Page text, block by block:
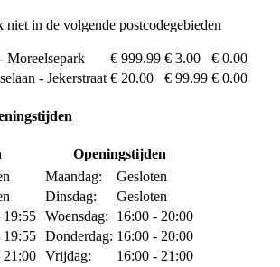
in de volgende postcodegebieden
Moreelsepark € 999.99 € 3.00
€ 0.00
- Jekerstraat € 20.00 € 99.99 € 0.00
Openingstijden
19:55
19:55
21:00
Maandag:
Gesloten
Dinsdag:
Gesloten
Woensdag:
16:00 - 20:00
Donderdag: 16:00 - 20:00
Vrijdag:
16:00 - 21:00